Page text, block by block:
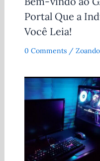
Portal Que a
Você Leia!
0 Comments /